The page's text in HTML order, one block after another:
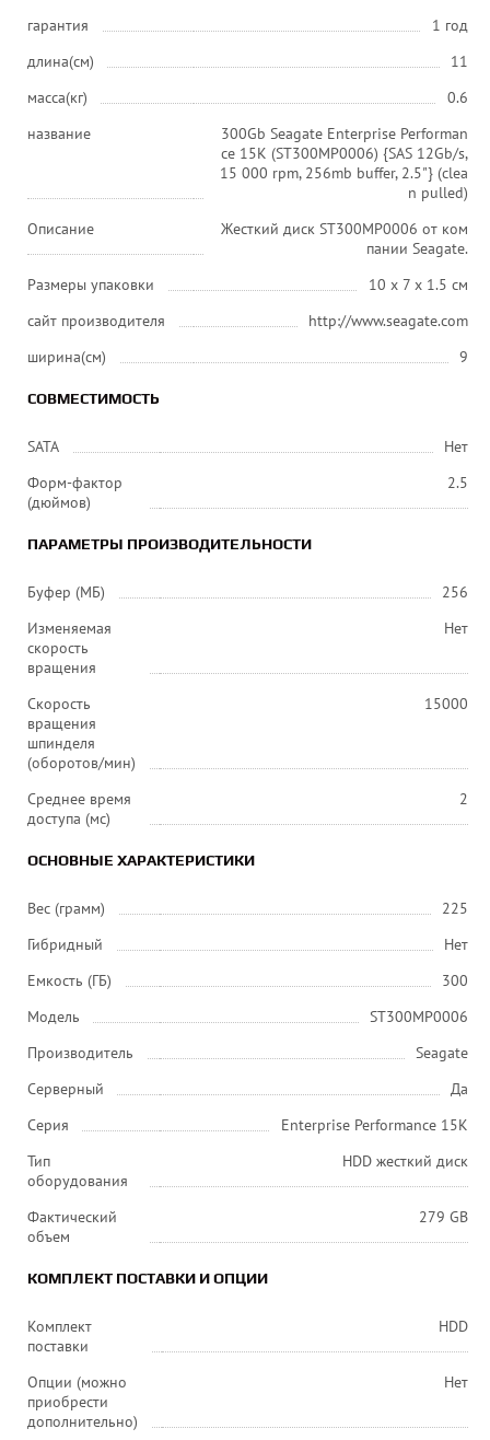
гарантия
1 год
длина(см)
11
масса(кг)
0.6
название
300Gb Seagate Enterprise Performan
ce 15K (ST300MP0006) {SAS 12Gb/s,
15 000 rpm, 256mb buffer, 2.5"} (clea
n pulled)
Описание
Жесткий диск ST300MP0006 от ком
пании Seagate.
Размеры упаковки
10 x 7 x 1.5 см
сайт производителя
http://www.seagate.com
ширина(см)
9
СОВМЕСТИМОСТЬ
SATA
Нет
Форм-фактор
(дюймов)
2.5
ПАРАМЕТРЫ ПРОИЗВОДИТЕЛЬНОСТИ
Буфер (МБ)
256
Изменяемая
скорость
вращения
Нет
Скорость
вращения
шпинделя
(оборотов/мин)
15000
Среднее время
доступа (мс)
2
ОСНОВНЫЕ ХАРАКТЕРИСТИКИ
Вес (грамм)
225
Гибридный
Нет
Емкость (ГБ)
300
Модель
ST300MP0006
Производитель
Seagate
Серверный
Да
Серия
Enterprise Performance 15K
Тип
оборудования
HDD жесткий диск
Фактический
объем
279 GB
КОМПЛЕКТ ПОСТАВКИ И ОПЦИИ
Комплект
поставки
HDD
Опции (можно
приобрести
дополнительно)
Нет